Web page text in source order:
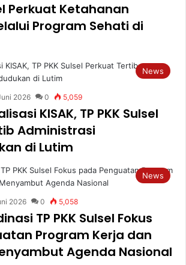
Perkuat Ketahanan
Program Sehati di
News
2026 0 5,059
KISAK, TP PKK Sulsel
Administrasi
di Lutim
News
2026 0 5,058
TP PKK Sulsel Fokus
Program Kerja dan
Agenda Nasional